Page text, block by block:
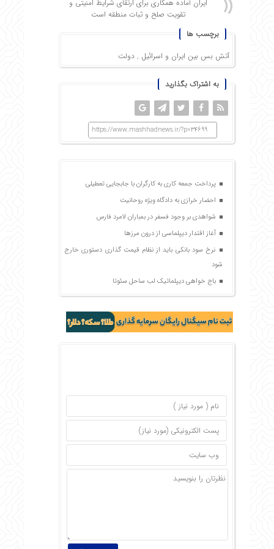
ایران آماده همکاری برای ارتقای شرایط امنیتی و
تقویت صلح و ثبات منطقه است
برچسب ها
آتش بس بین ایران و اسرائیل , دولت
به اشتراک بگذارید
https://www.mashhadnews.ir/?p=34699
پرداخت جمعه کاری به کارگران با جابجایی تعطیلی
احضار خرازی به دادگاه ویژه روحانیت
شواهدی بر وجود فسفر در بمباران لامرد فارس
آغاز اقتدار دیپلماسی از درون مرزها
نرخ سود بانکی باید از نظام قیمت گذاری دستوری خارج
شود
باج خواهی دیپلماتیک لب ساحل سئوتا